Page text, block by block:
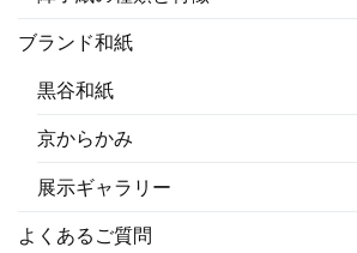
ブランド和紙
黒谷和紙
京からかみ
展示ギャラリー
よくあるご質問